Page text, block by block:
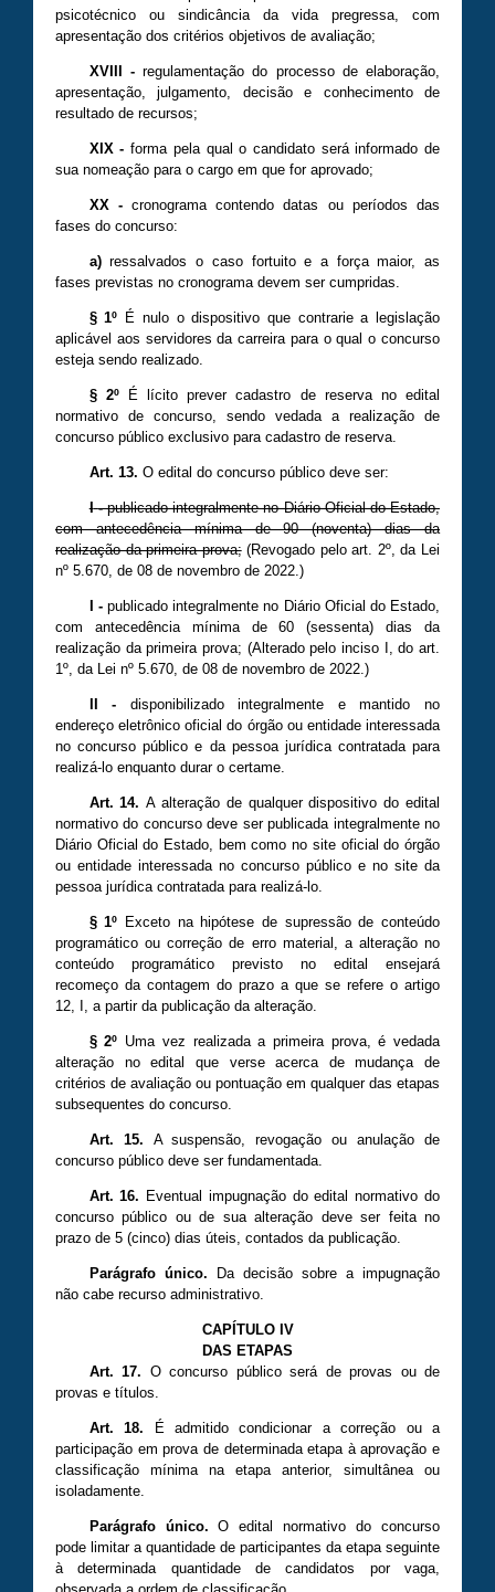
psicotécnico ou sindicância da vida pregressa, com
apresentação dos critérios objetivos de avaliação;
XVIII -regulamentação do processo de elaboração,
apresentação, julgamento, decisão e conhecimento de
resultado de recursos;
XIX - forma pela qual o candidato será informado de
sua nomeação para o cargo em que for aprovado;
XX -cronograma contendo datas ou períodos das
fases do concurso:
a)ressalvados o caso fortuito e a força maior, as
fases previstas no cronograma devem ser cumpridas.
§ 1º É nulo o dispositivo que contrarie a legislação
aplicável aos servidores da carreira para o qual o concurso
esteja sendo realizado.
§ 2ºÉ lícito prever cadastro de reserva no edital
normativo de concurso, sendo vedada a realização de
concurso público exclusivo para cadastro de reserva.
Art. 13. O edital do concurso público deve ser:
I -publicado integralmente no Diário Oficial do Estado,
com antecedência mínima de 90 (noventa) dias da
realização da primeira prova;(Revogado pelo art. 2º, da Lei
nº 5.670 , de 08 de novembro de 2022 .)
I -publicado integralmente no Diário Oficial do Estado,
com antecedência mínima de 60 (sessenta) dias da
realização da primeira prova; (Alteradopelo inciso I, do art.
1º, da Lei nº 5.670 , de 08 de novembro de 2022 .)
II - disponibilizado integralmente e mantido no
endereço eletrônico oficial do órgão ou entidade interessada
no concurso público e da pessoa jurídica contratada para
realizá-lo enquanto durar o certame.
Art. 14. A alteração de qualquer dispositivo do edital
normativo do concurso deve ser publicada integralmente no
Diário Oficial do Estado, bem como no site oficial do órgão
ou entidade interessada no concurso público e no site da
pessoa jurídica contratada para realizá-lo.
§ 1º Exceto na hipótese de supressão de conteúdo
programático ou correção de erro material, a alteração no
conteúdo programático previsto no edital ensejará
recomeço da contagem do prazo a que se refere o artigo
12, I, a partir da publicação da alteração.
§ 2º Uma vez realizada a primeira prova, é vedada
alteração no edital que verse acerca de mudança de
critérios de avaliação ou pontuação em qualquer das etapas
subsequentes do concurso.
Art. 15. A suspensão, revogação ou anulação de
concurso público deve ser fundamentada.
Art. 16. Eventual impugnação do edital normativo do
concurso público ou de sua alteração deve ser feita no
prazo de 5 (cinco) dias úteis, contados da publicação.
Parágrafo único. Da decisão sobre a impugnação
não cabe recurso administrativo.
CAPÍTULO IV
DAS ETAPAS
Art. 17. O concurso público será de provas ou de
provas e títulos.
Art. 18. É admitido condicionar a correção ou a
participação em prova de determinada etapa à aprovação e
classificação mínima na etapa anterior, simultânea ou
isoladamente.
Parágrafo único. O edital normativo do concurso
pode limitar a quantidade de participantes da etapa seguinte
à determinada quantidade de candidatos por vaga,